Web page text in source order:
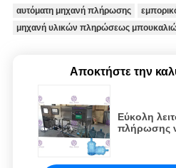
αυτόματη μηχανή πλήρωσης
μηχανή υλικών πληρώσεως
Αποκτήστε την
Εύκολη
πλήρωσης